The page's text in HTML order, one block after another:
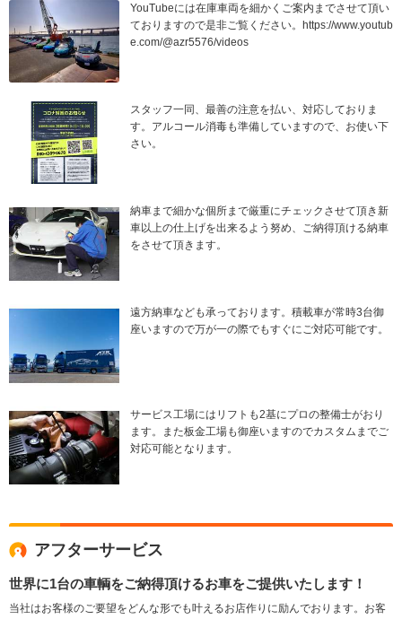
YouTubeには在庫車両を細かくご案内までさせて頂い
ておりますので是非ご覧ください。https://www.youtub
e.com/@azr5576/videos
スタッフ一同、最善の注意を払い、対応しておりま
す。アルコール消毒も準備していますので、お使い下
さい。
納車まで細かな個所まで厳重にチェックさせて頂き新
車以上の仕上げを出来るよう努め、ご納得頂ける納車
をさせて頂きます。
遠方納車なども承っております。積載車が常時3台御
座いますので万が一の際でもすぐにご対応可能です。
サービス工場にはリフトも2基にプロの整備士がおり
ます。また板金工場も御座いますのでカスタムまでご
対応可能となります。
アフターサービス
世界に1台の車輌をご納得頂けるお車をご提供いたします！
当社はお客様のご要望をどんな形でも叶えるお店作りに励んでおります。お客